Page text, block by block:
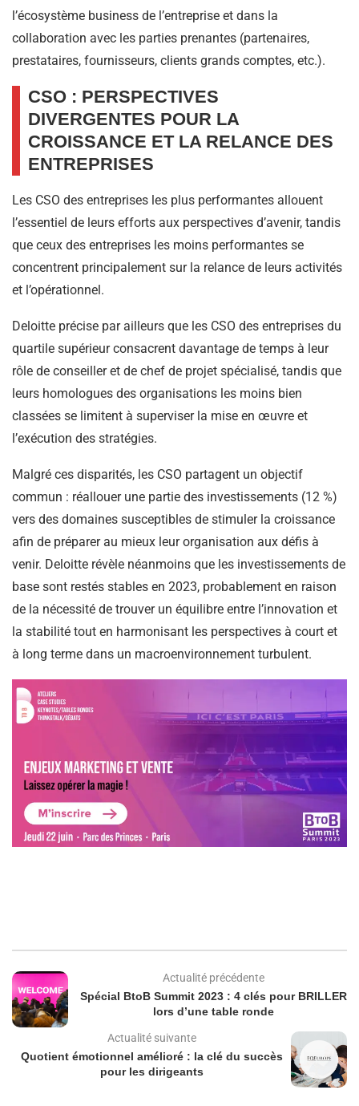
l’écosystème business de l’entreprise et dans la
collaboration avec les parties prenantes (partenaires,
prestataires, fournisseurs, clients grands comptes, etc.).
CSO : PERSPECTIVES
DIVERGENTES POUR LA
CROISSANCE ET LA RELANCE DES
ENTREPRISES
Les CSO des entreprises les plus performantes allouent
l’essentiel de leurs efforts aux perspectives d’avenir, tandis
que ceux des entreprises les moins performantes se
concentrent principalement sur la relance de leurs activités
et l’opérationnel.
Deloitte précise par ailleurs que les CSO des entreprises du
quartile supérieur consacrent davantage de temps à leur
rôle de conseiller et de chef de projet spécialisé, tandis que
leurs homologues des organisations les moins bien
classées se limitent à superviser la mise en œuvre et
l’exécution des stratégies.
Malgré ces disparités, les CSO partagent un objectif
commun : réallouer une partie des investissements (12 %)
vers des domaines susceptibles de stimuler la croissance
afin de préparer au mieux leur organisation aux défis à
venir. Deloitte révèle néanmoins que les investissements de
base sont restés stables en 2023, probablement en raison
de la nécessité de trouver un équilibre entre l’innovation et
la stabilité tout en harmonisant les perspectives à court et
à long terme dans un macroenvironnement turbulent.
Actualité précédente
Spécial BtoB Summit 2023 : 4 clés pour BRILLER
lors d’une table ronde
Actualité suivante
Quotient émotionnel amélioré : la clé du succès
pour les dirigeants